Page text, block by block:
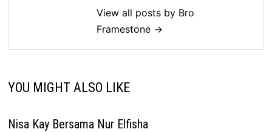
View all posts by Bro
Framestone →
YOU MIGHT ALSO LIKE
Nisa Kay Bersama Nur Elfisha